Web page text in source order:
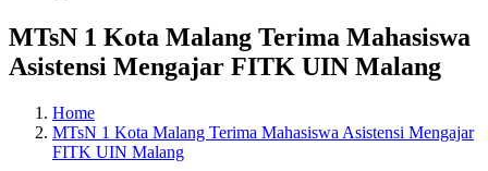
MTsN 1 Kota Malang Terima Mahasiswa
Asistensi Mengajar FITK UIN Malang
Home
MTsN 1 Kota Malang Terima Mahasiswa Asistensi Mengajar
FITK UIN Malang